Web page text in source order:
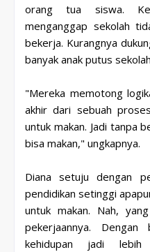
orang tua siswa.
menganggap sekolah
bekerja. Kurangnya
banyak anak putus
"Mereka memotong
akhir dari sebuah
untuk makan. Jadi tanpa
bisa makan," ungkapnya.
Diana setuju dengan
pendidikan setinggi
untuk makan. Nah,
pekerjaannya.
kehidupan jadi